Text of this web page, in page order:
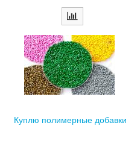
Куплю полимерные добавки